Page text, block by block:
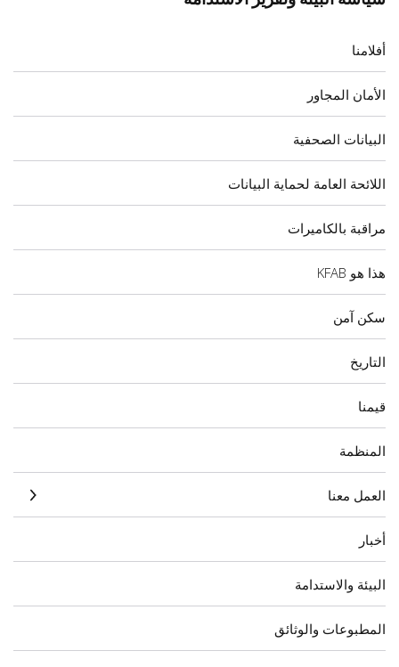
أفلامنا
الأمان المجاور
البيانات الصحفية
اللائحة العامة لحماية البيانات
مراقبة بالكاميرات
هذا هو KFAB
سكن آمن
التاريخ
قيمنا
المنظمة
العمل معنا
أخبار
البيئة والاستدامة
المطبوعات والوثائق